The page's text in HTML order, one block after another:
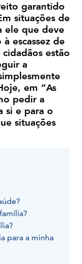
garantido
situações de
ele que deve
escassez de
estão
a
em “As
pedir a
si e para o
situações
para a minha